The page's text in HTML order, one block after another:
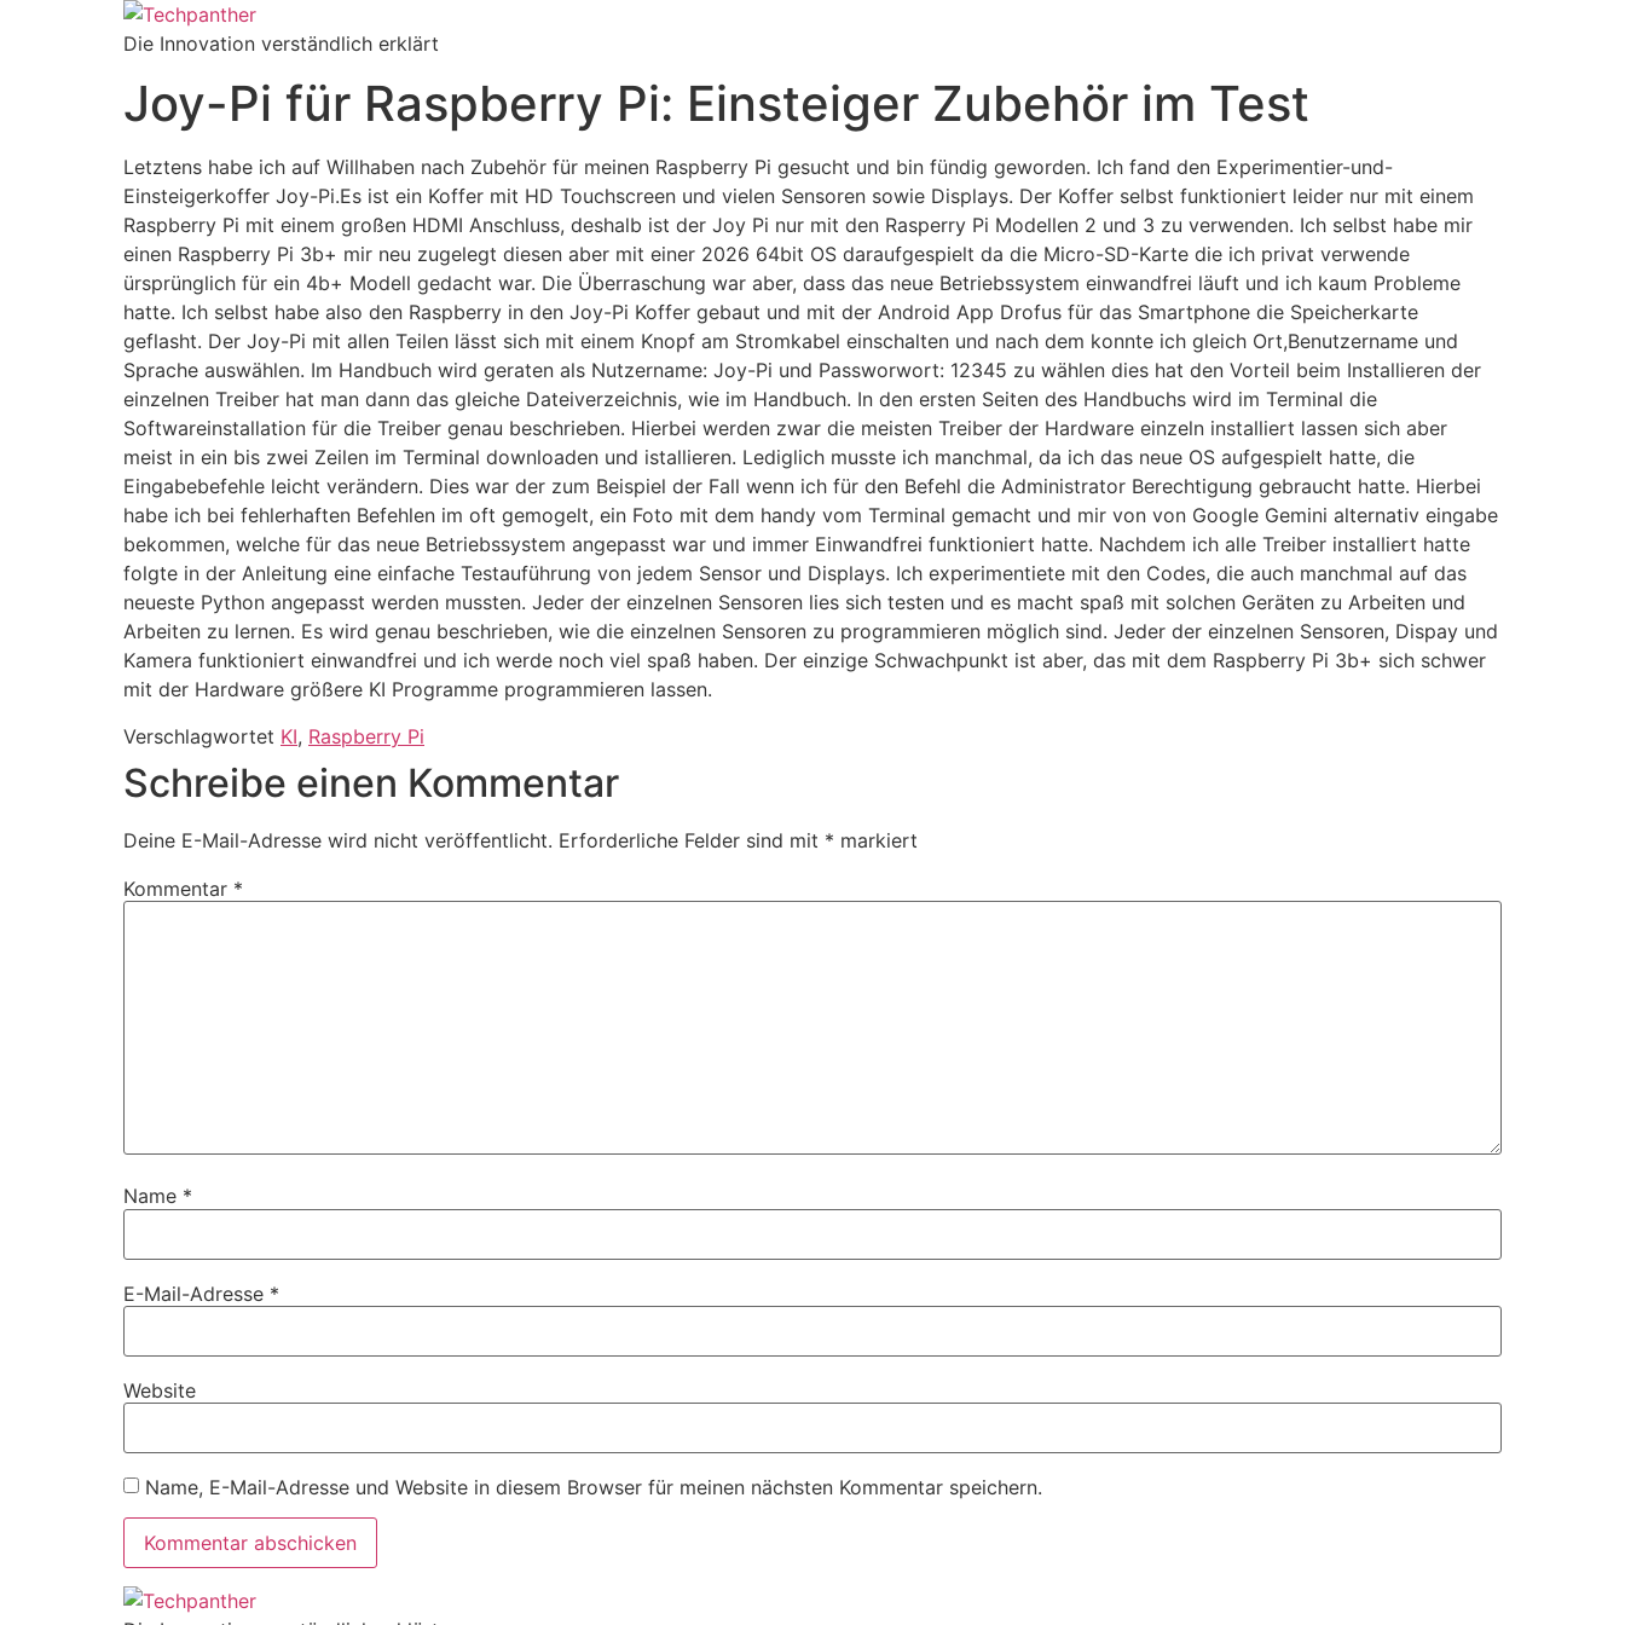
Die Innovation verständlich erklärt
Joy-Pi für Raspberry Pi: Einsteiger Zubehör im Test
Letztens habe ich auf Willhaben nach Zubehör für meinen Raspberry Pi gesucht und bin fündig geworden. Ich fand den Experimentier-und-
Einsteigerkoffer Joy-Pi.Es ist ein Koffer mit HD Touchscreen und vielen Sensoren sowie Displays. Der Koffer selbst funktioniert leider nur mit einem
Raspberry Pi mit einem großen HDMI Anschluss, deshalb ist der Joy Pi nur mit den Rasperry Pi Modellen 2 und 3 zu verwenden. Ich selbst habe mir
einen Raspberry Pi 3b+ mir neu zugelegt diesen aber mit einer 2026 64bit OS daraufgespielt da die Micro-SD-Karte die ich privat verwende
ürsprünglich für ein 4b+ Modell gedacht war. Die Überraschung war aber, dass das neue Betriebssystem einwandfrei läuft und ich kaum Probleme
hatte. Ich selbst habe also den Raspberry in den Joy-Pi Koffer gebaut und mit der Android App Drofus für das Smartphone die Speicherkarte
geflasht. Der Joy-Pi mit allen Teilen lässt sich mit einem Knopf am Stromkabel einschalten und nach dem konnte ich gleich Ort,Benutzername und
Sprache auswählen. Im Handbuch wird geraten als Nutzername: Joy-Pi und Passworwort: 12345 zu wählen dies hat den Vorteil beim Installieren der
einzelnen Treiber hat man dann das gleiche Dateiverzeichnis, wie im Handbuch. In den ersten Seiten des Handbuchs wird im Terminal die
Softwareinstallation für die Treiber genau beschrieben. Hierbei werden zwar die meisten Treiber der Hardware einzeln installiert lassen sich aber
meist in ein bis zwei Zeilen im Terminal downloaden und istallieren. Lediglich musste ich manchmal, da ich das neue OS aufgespielt hatte, die
Eingabebefehle leicht verändern. Dies war der zum Beispiel der Fall wenn ich für den Befehl die Administrator Berechtigung gebraucht hatte. Hierbei
habe ich bei fehlerhaften Befehlen im oft gemogelt, ein Foto mit dem handy vom Terminal gemacht und mir von von Google Gemini alternativ eingabe
bekommen, welche für das neue Betriebssystem angepasst war und immer Einwandfrei funktioniert hatte. Nachdem ich alle Treiber installiert hatte
folgte in der Anleitung eine einfache Testauführung von jedem Sensor und Displays. Ich experimentiete mit den Codes, die auch manchmal auf das
neueste Python angepasst werden mussten. Jeder der einzelnen Sensoren lies sich testen und es macht spaß mit solchen Geräten zu Arbeiten und
Arbeiten zu lernen. Es wird genau beschrieben, wie die einzelnen Sensoren zu programmieren möglich sind. Jeder der einzelnen Sensoren, Dispay und
Kamera funktioniert einwandfrei und ich werde noch viel spaß haben. Der einzige Schwachpunkt ist aber, das mit dem Raspberry Pi 3b+ sich schwer
mit der Hardware größere KI Programme programmieren lassen.
Verschlagwortet KI, Raspberry Pi
Schreibe einen Kommentar
Deine E-Mail-Adresse wird nicht veröffentlicht. Erforderliche Felder sind mit * markiert
Kommentar *
Name *
E-Mail-Adresse *
Website
Name, E-Mail-Adresse und Website in diesem Browser für meinen nächsten Kommentar speichern.